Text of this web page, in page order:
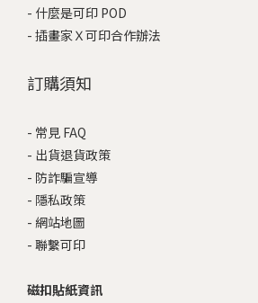
- 什麼是可印 POD
- 插畫家Ｘ可印合作辦法
訂購須知
- 常見 FAQ
- 出貨退貨政策
- 防詐騙宣導
- 隱私政策
- 網站地圖
- 聯繫可印
磁扣貼紙資訊